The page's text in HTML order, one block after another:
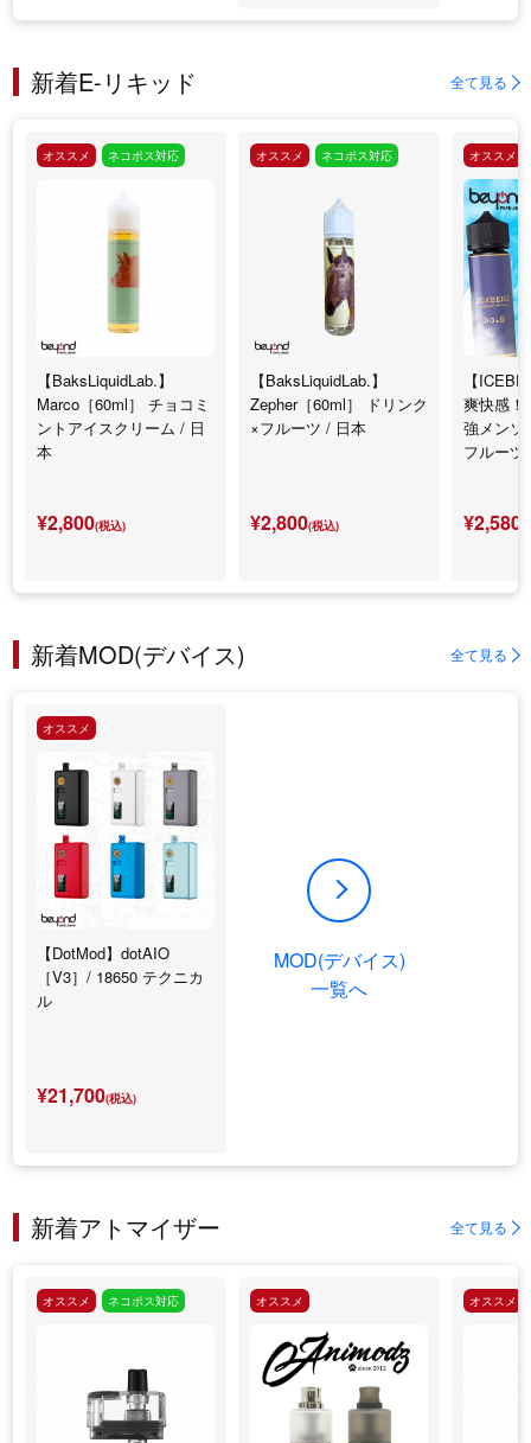
新着E-リキッド 全て見る
オススメ ネコポス対応
【BaksLiquidLab.】
Marco［60ml］ チョコミ
ントアイスクリーム / 日
本
¥2,800(税込)
オススメ ネコポス対応
【BaksLiquidLab.】
Zepher［60ml］ ドリンク
×フルーツ / 日本
¥2,800(税込)
オススメ
【
爽快感！
強メン
フルーツ
¥2,580
新着MOD(デバイス) 全て見る
オススメ
【DotMod】dotAIO
［V3］/ 18650 テクニカ
ル
¥21,700(税込)
MOD(デバイス)
一覧へ
新着アトマイザー 全て見る
オススメ ネコポス対応 オススメ オススメ